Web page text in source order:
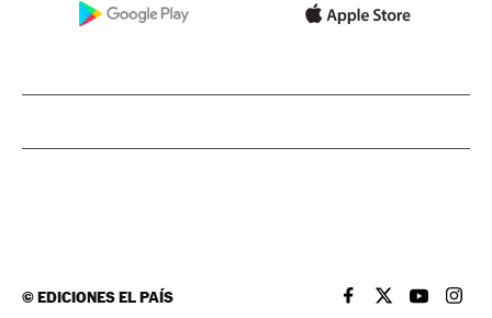
©EDICIONES EL PAÍS EL PAÍS BRASIL EN
EL PAÍSEL PAÍS
EL